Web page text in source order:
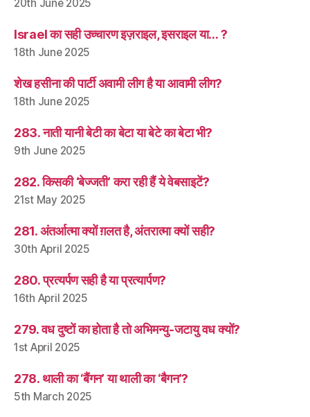
20th June 2025
Israel का सही उच्चारण इज़राइल, इसराइल या… ?
18th June 2025
शेख हसीना की पार्टी अवामी लीग है या आवामी लीग?
18th June 2025
283. नाती यानी बेटी का बेटा या बेटे का बेटा भी?
9th June 2025
282. किसकी ‘बेज्जती’ करा रही हैं ये वेबसाइटें?
21st May 2025
281. अंतर्आत्मा क्यों ग़लत है, अंतरात्मा क्यों सही?
30th April 2025
280. प्रत्यर्पण सही है या प्रत्यार्पण?
16th April 2025
279. वध दुष्टों का होता है तो अभिमन्यु-जटायु वध क्यों?
1st April 2025
278. थाली का ‘बैंगन’ या थाली का ‘बैगन’?
5th March 2025